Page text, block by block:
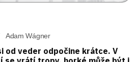
Adam Wágner
od veder odpočine krátce. V